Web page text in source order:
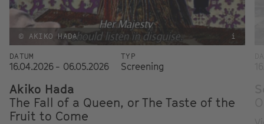
© AKIKO HADA i
DATUM
16.04.2026 - 06.05.2026
TYP
Screening
Akiko Hada
The Fall of a Queen, or The Taste of the
Fruit to Come